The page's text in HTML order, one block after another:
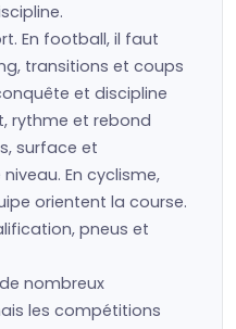
En football, il faut
transitions et coups
et discipline
rythme et rebond
surface et
En cyclisme,
orientent la course.
pneus et
nombreux
les compétitions